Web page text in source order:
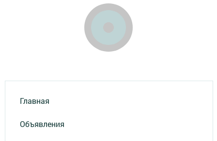
Главная
Объявления